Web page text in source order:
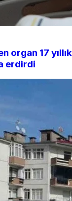
organ 17
erdirdi